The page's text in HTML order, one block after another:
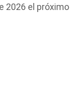
2026 el próximo